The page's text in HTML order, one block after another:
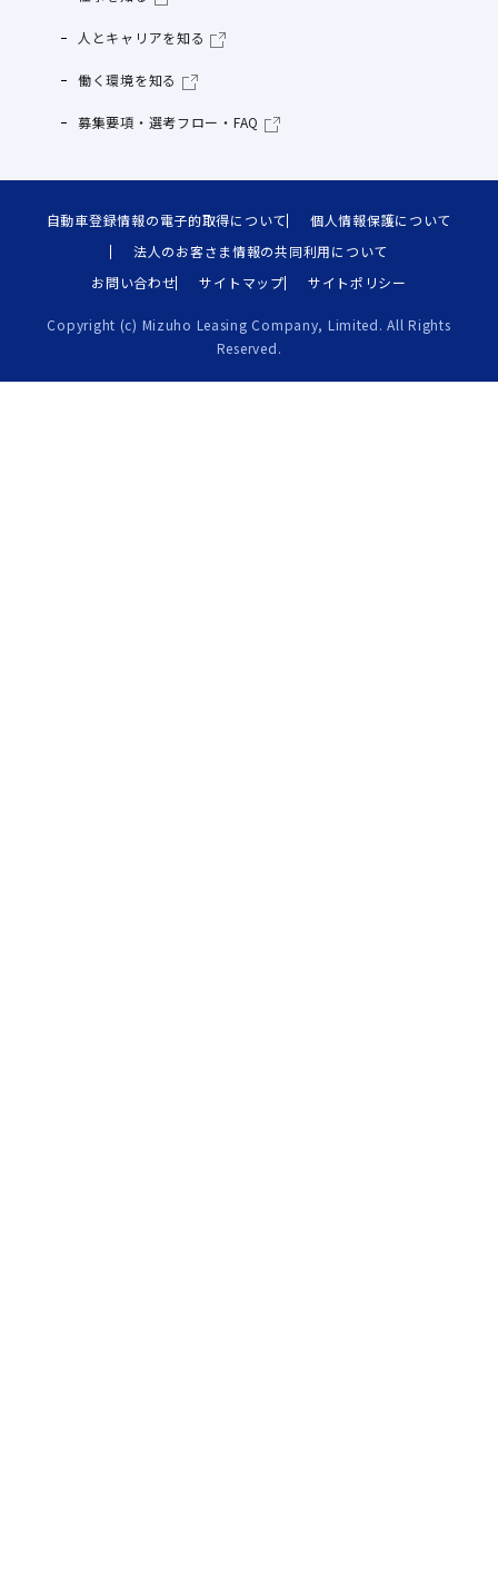
人とキャリアを知る
働く環境を知る
募集要項・選考フロー・FAQ
自動車登録情報の電子的取得について
個人情報保護について
法人のお客さま情報の共同利用について
お問い合わせ
サイトマップ サイトポリシー
Copyright (c) Mizuho Leasing Company, Limited. All Rights
Reserved.